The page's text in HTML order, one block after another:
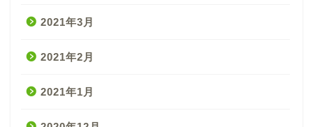
2021年3月
2021年2月
2021年1月